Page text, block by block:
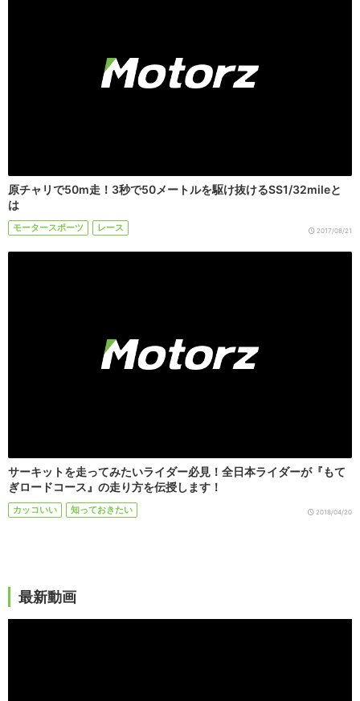
原チャリで50m走！3秒で50メートルを駆け抜けるSS1/32mileと
は
モータースポーツ レース 2017/08/21
サーキットを走ってみたいライダー必見！全日本ライダーが『もて
ぎロードコース』の走り方を伝授します！
カッコいい 知っておきたい 2018/04/20
最新動画